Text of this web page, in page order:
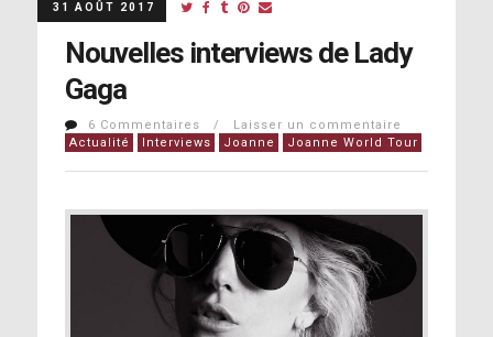
31 AOÛT 2017
Nouvelles interviews de Lady
Gaga
6 Commentaires / Laisser un commentaire
Actualité
Interviews Joanne Joanne World Tour